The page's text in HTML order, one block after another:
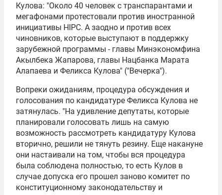
Кулова: "Около 40 человек с транспарантами и
мегафонами протестовали против иностранной
инициативы HIPC. А заодно и против всех
чиновников, которые выступают в поддержку
зарубежной программы - главы Минэкономфина
Акылбека Жапарова, главы Нацбанка Марата
Алапаева и Феликса Кулова" ("Вечерка").
Вопреки ожиданиям, процедура обсуждения и
голосования по кандидатуре Феликса Кулова не
затянулась. "На удивление депутаты, которые
планировали голосовать лишь на самую
возможность рассмотреть кандидатуру Кулова
вторично, решили не тянуть резину. Еще накануне
они настаивали на том, чтобы вся процедура
была соблюдена полностью, то есть Кулов в
случае допуска его прошел заново комитет по
конституционному законодательству и